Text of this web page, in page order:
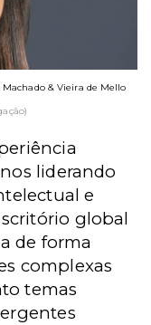
& Vieira de Mello
liderando
e
global
de forma
complexas
temas